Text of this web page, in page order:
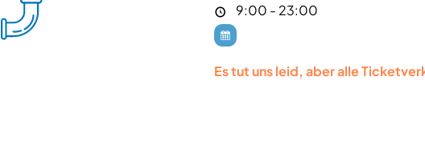
9:00 - 23:00
Es tut uns leid, aber alle